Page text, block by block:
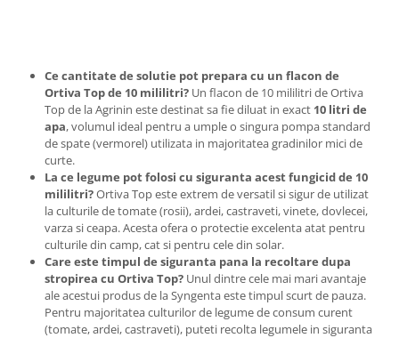
Chei fixe
Cleste
Colier / Faseta
Consumabile motofierastrau
drujba
Demarouri drujba
Discuri debitare
Discuri motocoasa
Diverse
Feronerie si accesorii
Ce cantitate de solutie pot prepara cu un flacon de
Ortiva Top de 10 mililitri? Un flacon de 10 mililitri de Ortiva
Top de la Agrinin este destinat sa fie diluat in exact 10 litri de
apa, volumul ideal pentru a umple o singura pompa standard
de spate (vermorel) utilizata in majoritatea gradinilor mici de
curte.
La ce legume pot folosi cu siguranta acest fungicid de 10
mililitri?Ortiva Top este extrem de versatil si sigur de utilizat
la culturile de tomate (rosii), ardei, castraveti, vinete, dovlecei,
varza si ceapa. Acesta ofera o protectie excelenta atat pentru
culturile din camp, cat si pentru cele din solar.
Care este timpul de siguranta pana la recoltare dupa
stropirea cu Ortiva Top? Unul dintre cele mai mari avantaje
ale acestui produs de la Syngenta este timpul scurt de pauza.
Pentru majoritatea culturilor de legume de consum curent
(tomate, ardei, castraveti), puteti recolta legumele in siguranta